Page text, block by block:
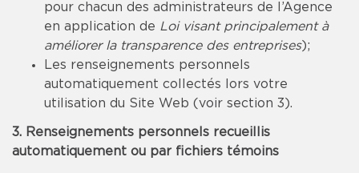
pour chacun des administrateurs de l’Agence
en application de Loi visant principalement à
améliorer la transparence des entreprises);
Les renseignements personnels
automatiquement collectés lors votre
utilisation du Site Web (voir section 3).
3. Renseignements personnels recueillis
automatiquement ou par fichiers témoins